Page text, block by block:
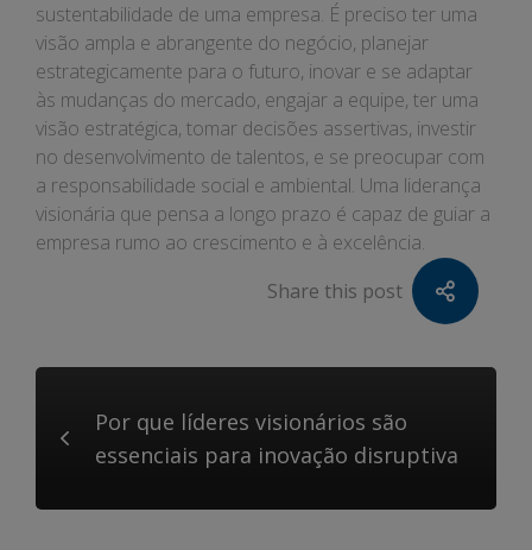
sustentabilidade de uma empresa. É preciso ter uma
visão ampla e abrangente do negócio, planejar
estrategicamente para o futuro, inovar e se adaptar
às mudanças do mercado, engajar a equipe, ter uma
visão estratégica, tomar decisões assertivas, investir
no desenvolvimento de talentos, e se preocupar com
a responsabilidade social e ambiental. Uma liderança
visionária que pensa a longo prazo é capaz de guiar a
empresa rumo ao crescimento e à excelência.
Share this post
Por que líderes visionários são
essenciais para inovação disruptiva